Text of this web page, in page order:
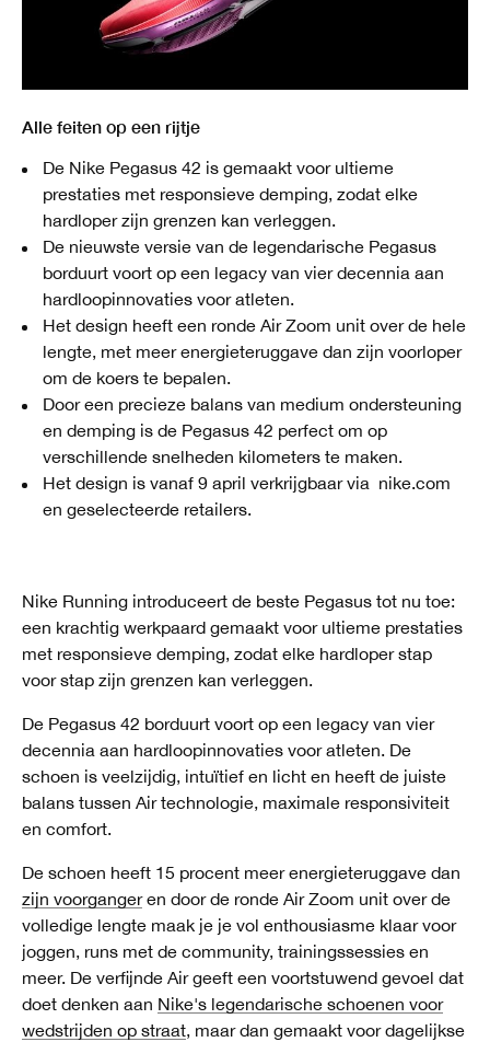
Alle feiten op een rijtje
De Nike Pegasus 42 is gemaakt voor ultieme
prestaties met responsieve demping, zodat elke
hardloper zijn grenzen kan verleggen.
De nieuwste versie van de legendarische Pegasus
borduurt voort op een legacy van vier decennia aan
hardloopinnovaties voor atleten.
Het design heeft een ronde Air Zoom unit over de hele
lengte, met meer energieteruggave dan zijn voorloper
om de koers te bepalen.
Door een precieze balans van medium ondersteuning
en demping is de Pegasus 42 perfect om op
verschillende snelheden kilometers te maken.
Het design is vanaf 9 april verkrijgbaar via nike.com
en geselecteerde retailers.
Nike Running introduceert de beste Pegasus tot nu toe:
een krachtig werkpaard gemaakt voor ultieme prestaties
met responsieve demping, zodat elke hardloper stap
voor stap zijn grenzen kan verleggen.
De Pegasus 42 borduurt voort op een legacy van vier
decennia aan hardloopinnovaties voor atleten. De
schoen is veelzijdig, intuïtief en licht en heeft de juiste
balans tussen Air technologie, maximale responsiviteit
en comfort.
De schoen heeft 15 procent meer energieteruggave dan
zijn voorgangeren door de ronde Air Zoom unit over de
volledige lengte maak je je vol enthousiasme klaar voor
joggen, runs met de community, trainingssessies en
meer. De verfijnde Air geeft een voortstuwend gevoel dat
doet denken aan Nike's legendarische schoenen voor
wedstrijden op straat, maar dan gemaakt voor dagelijkse